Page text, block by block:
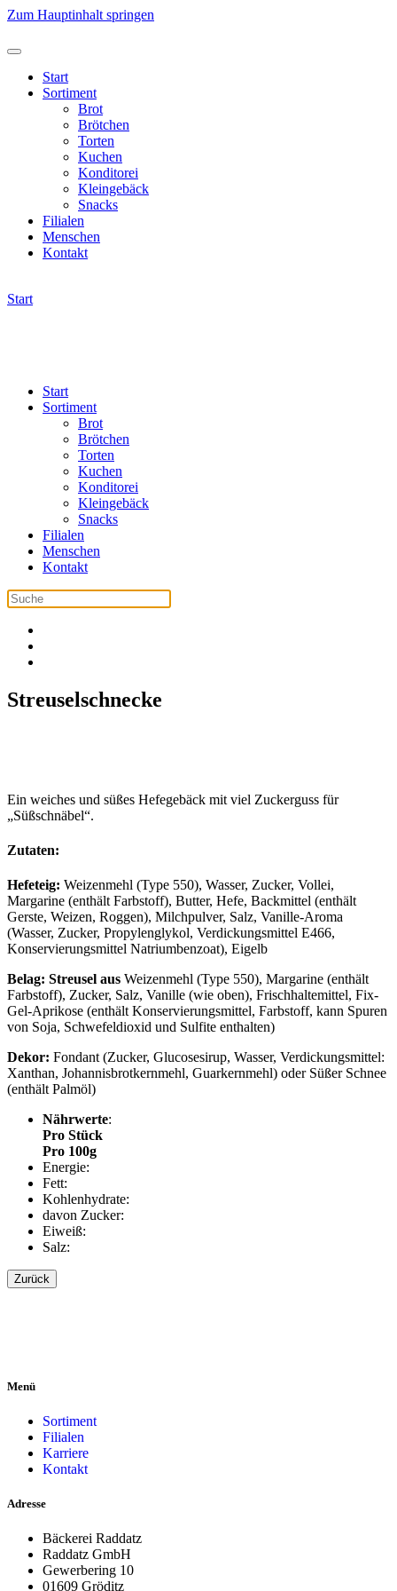
Zum Hauptinhalt springen
Start
Sortiment
Brot
Brötchen
Torten
Kuchen
Konditorei
Kleingebäck
Snacks
Filialen
Menschen
Kontakt
Start
Start
Sortiment
Brot
Brötchen
Torten
Kuchen
Konditorei
Kleingebäck
Snacks
Filialen
Menschen
Kontakt
Streuselschnecke
Ein weiches und süßes Hefegebäck mit viel Zuckerguss für
„Süßschnäbel“.
Zutaten:
Hefeteig: Weizenmehl (Type 550), Wasser, Zucker, Vollei,
Margarine (enthält Farbstoff), Butter, Hefe, Backmittel (enthält
Gerste, Weizen, Roggen), Milchpulver, Salz, Vanille-Aroma
(Wasser, Zucker, Propylenglykol, Verdickungsmittel E466,
Konservierungsmittel Natriumbenzoat), Eigelb
Belag: Streusel aus Weizenmehl (Type 550), Margarine (enthält
Farbstoff), Zucker, Salz, Vanille (wie oben), Frischhaltemittel, Fix-
Gel-Aprikose (enthält Konservierungsmittel, Farbstoff, kann Spuren
von Soja, Schwefeldioxid und Sulfite enthalten)
Dekor: Fondant (Zucker, Glucosesirup, Wasser, Verdickungsmittel:
Xanthan, Johannisbrotkernmehl, Guarkernmehl) oder Süßer Schnee
(enthält Palmöl)
Nährwerte:
Pro Stück
Pro 100g
Energie:
Fett:
Kohlenhydrate:
davon Zucker:
Eiweiß:
Salz:
Zurück
Menü
Sortiment
Filialen
Karriere
Kontakt
Adresse
Bäckerei Raddatz
Raddatz GmbH
Gewerbering 10
01609 Gröditz